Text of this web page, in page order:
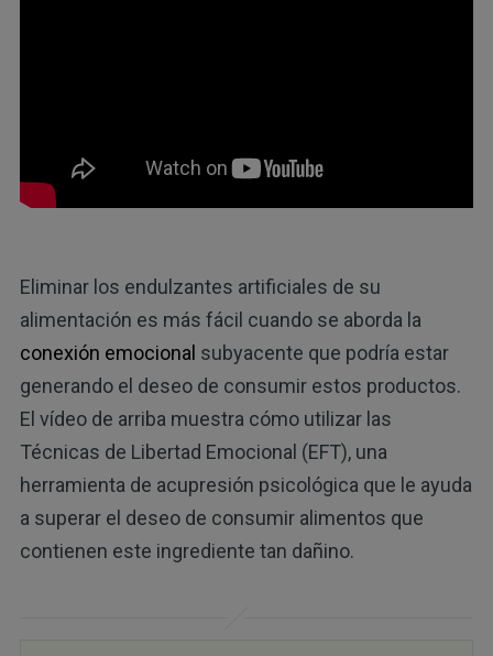
Eliminar los endulzantes artificiales de su
alimentación es más fácil cuando se aborda la
conexión emocional subyacente que podría estar
generando el deseo de consumir estos productos.
El vídeo de arriba muestra cómo utilizar las
Técnicas de Libertad Emocional (EFT), una
herramienta de acupresión psicológica que le ayuda
a superar el deseo de consumir alimentos que
contienen este ingrediente tan dañino.